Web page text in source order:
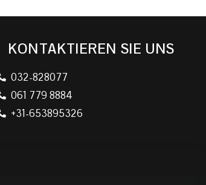
KONTAKTIEREN SIE UNS
032-828077
061 779 8884
+31-653895326